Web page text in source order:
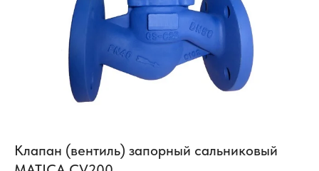
Клапан (вентиль) запорный сальниковый